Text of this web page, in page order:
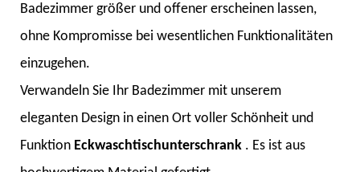
Badezimmer größer und offener erscheinen lassen,
ohne Kompromisse bei wesentlichen Funktionalitäten
einzugehen.
Verwandeln Sie Ihr Badezimmer mit unserem
eleganten Design in einen Ort voller Schönheit und
Funktion Eckwaschtischunterschrank . Es ist aus